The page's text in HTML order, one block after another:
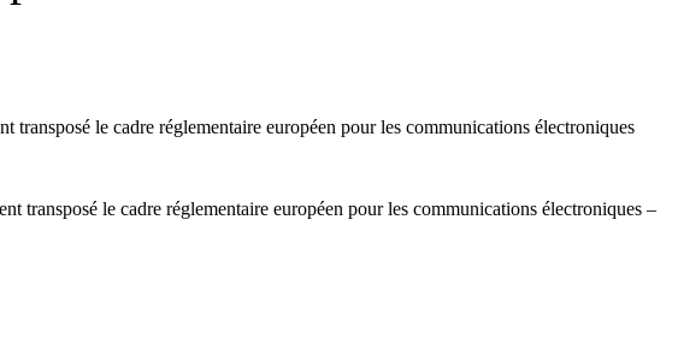
le cadre réglementaire européen pour les communications électroniques
transposé le cadre réglementaire européen pour les communications électroniques –